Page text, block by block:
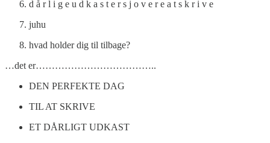
d å r l i g e u d k a s t e r s j o v e r e a t s k r i v e
juhu
hvad holder dig til tilbage?
…det er………………………………..
DEN PERFEKTE DAG
TIL AT SKRIVE
ET DÅRLIGT UDKAST